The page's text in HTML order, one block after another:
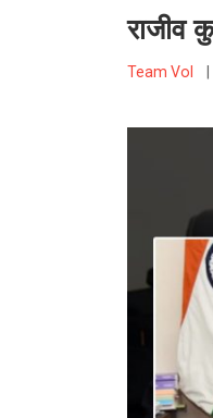
राजीव
Team VoI